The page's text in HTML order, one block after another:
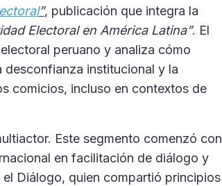
”, publicación que integra la
Electoral en América Latina”. El
peruano y analiza cómo
institucional y la
comicios, incluso en contextos de
Este segmento comenzó con
en facilitación de diálogo y
Diálogo, quien compartió principios